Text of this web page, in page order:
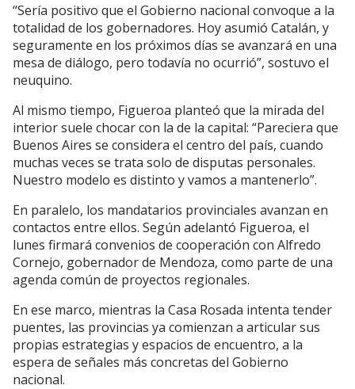
“Sería positivo que el Gobierno nacional convoque a la
totalidad de los gobernadores. Hoy asumió Catalán, y
seguramente en los próximos días se avanzará en una
mesa de diálogo, pero todavía no ocurrió”, sostuvo el
neuquino.
Al mismo tiempo, Figueroa planteó que la mirada del
interior suele chocar con la de la capital: “Pareciera que
Buenos Aires se considera el centro del país, cuando
muchas veces se trata solo de disputas personales.
Nuestro modelo es distinto y vamos a mantenerlo”.
En paralelo, los mandatarios provinciales avanzan en
contactos entre ellos. Según adelantó Figueroa, el
lunes firmará convenios de cooperación con Alfredo
Cornejo, gobernador de Mendoza, como parte de una
agenda común de proyectos regionales.
En ese marco, mientras la Casa Rosada intenta tender
puentes, las provincias ya comienzan a articular sus
propias estrategias y espacios de encuentro, a la
espera de señales más concretas del Gobierno
nacional.